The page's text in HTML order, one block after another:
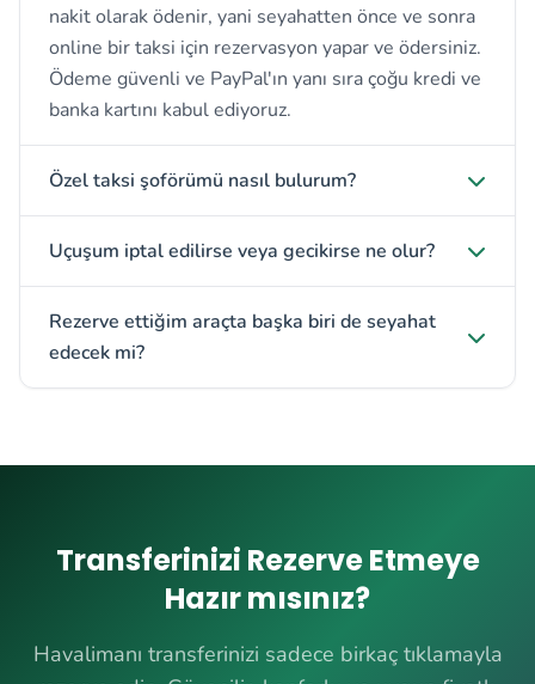
nakit olarak ödenir, yani seyahatten önce ve sonra
online bir taksi için rezervasyon yapar ve ödersiniz.
Ödeme güvenli ve PayPal'ın yanı sıra çoğu kredi ve
banka kartını kabul ediyoruz.
Özel taksi şoförümü nasıl bulurum?
Uçuşum iptal edilirse veya gecikirse ne olur?
Rezerve ettiğim araçta başka biri de seyahat
edecek mi?
Transferinizi Rezerve Etmeye
Hazır mısınız?
Havalimanı transferinizi sadece birkaç tıklamayla